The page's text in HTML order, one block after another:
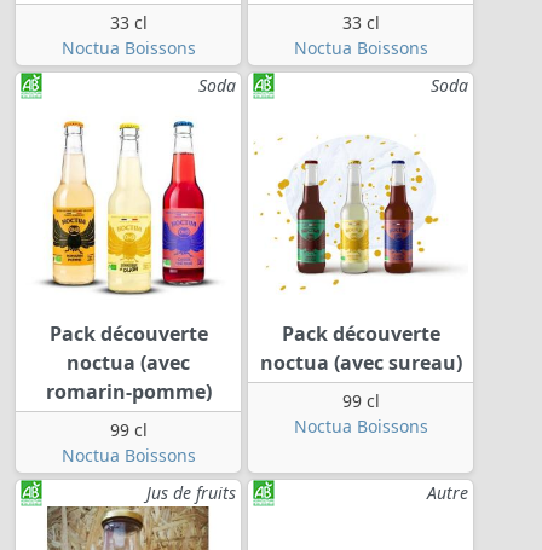
33 cl
Noctua Boissons
33 cl
Noctua Boissons
Soda
Pack découverte
noctua (avec
romarin-pomme)
99 cl
Noctua Boissons
Soda
Pack découverte
noctua (avec sureau)
99 cl
Noctua Boissons
Jus de fruits Autre